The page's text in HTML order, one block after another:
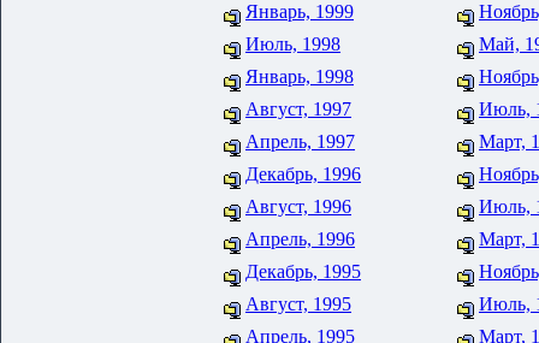
Январь, 1999
Июль, 1998
Май,
Январь, 1998
Август, 1997
Июль,
Апрель, 1997
Март,
Декабрь, 1996
Август, 1996
Июль,
Апрель, 1996
Март,
Декабрь, 1995
Август, 1995
Июль,
Апрель, 1995
Март,